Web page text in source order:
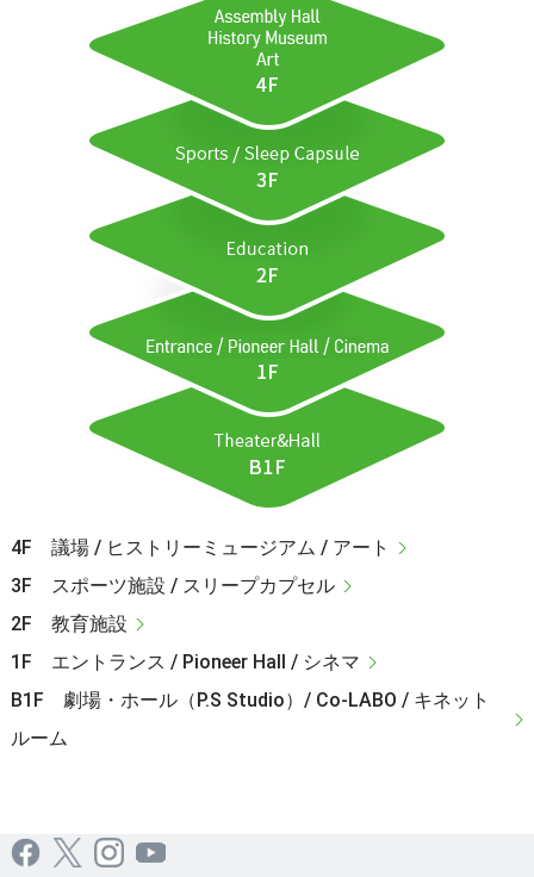
4F 議場 / ヒストリーミュージアム / アート
3F スポーツ施設 / スリープカプセル
2F 教育施設
1F エントランス / Pioneer Hall / シネマ
B1F 劇場・ホール（P.S Studio）/ Co-LABO / キネット
ルーム